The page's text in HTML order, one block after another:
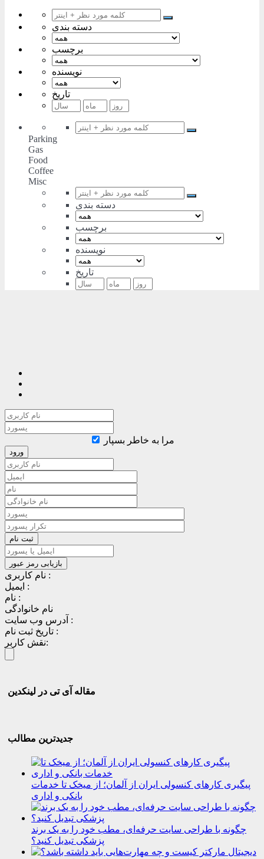
دسته بندی
برچسب
نویسنده
تاریخ
Parking
Gas
Food
Coffee
Misc
دسته بندی
برچسب
نویسنده
تاریخ
مرا به خاطر بسپار
نام کاربری :
ایمیل :
نام :
نام خانوادگی
آدرس وب سایت :
تاریخ ثبت نام :
نقش کاربر:
مقاله آی تی در لینکدین
جدیدترین مطالب
پیگیری کارهای کنسولی ایران از آلمان؛ از میخک تا خدمات
بانکی و اداری
چگونه با طراحی سایت حرفه‌ای، مطب خود را به یک برند
پزشکی تبدیل کنید؟